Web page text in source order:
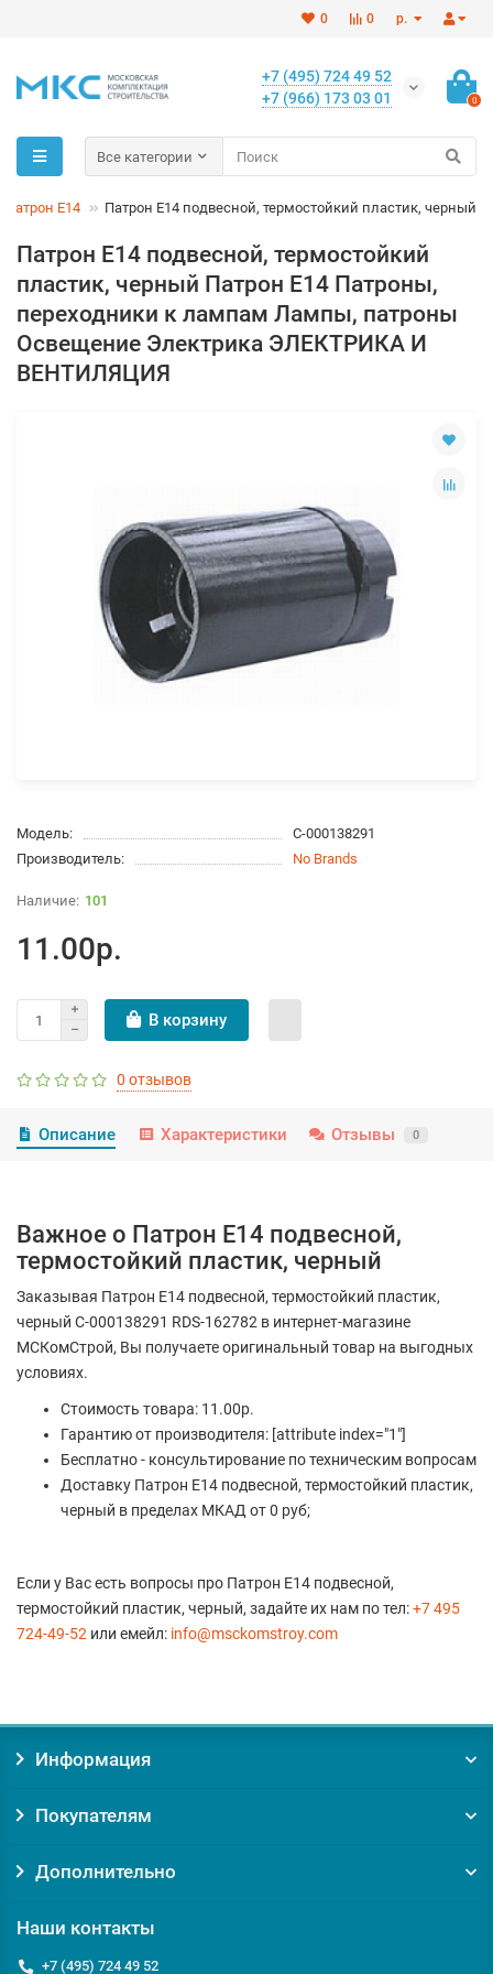
р.
0
0
+7 (495) 724 49 52
+7 (966) 173 03 01
0
Все категории
Патрон Е14 Патрон Е14 подвесной, термостойкий пластик, черный
Патрон Е14 подвесной, термостойкий
пластик, черный Патрон Е14 Патроны,
переходники к лампам Лампы, патроны
Освещение Электрика ЭЛЕКТРИКА И
ВЕНТИЛЯЦИЯ
Модель:
С-000138291
Производитель:
No Brands
101
11.00р.
В корзину
0 отзывов
Описание Характеристики Отзывы 0
Важное о Патрон Е14 подвесной,
термостойкий пластик, черный
Заказывая Патрон Е14 подвесной, термостойкий пластик,
черный С-000138291 RDS-162782 в интернет-магазине
МСКомСтрой, Вы получаете оригинальный товар на выгодных
условиях.
Стоимость товара: 11.00р.
Гарантию от производителя: [attribute index="1"]
Бесплатно - консультирование по техническим вопросам
Доставку Патрон Е14 подвесной, термостойкий пластик,
черный в пределах МКАД от 0 руб;
Если у Вас есть вопросы про Патрон Е14 подвесной,
термостойкий пластик, черный, задайте их нам по тел:+7 495
724-49-52 или емейл: info@msckomstroy.com
Информация
Покупателям
Дополнительно
Наши контакты
+7 (495) 724 49 52